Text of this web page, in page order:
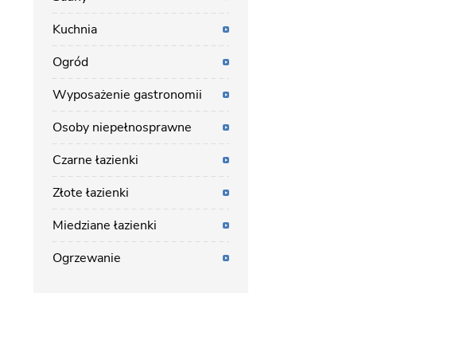
Kuchnia
Ogród
Wyposażenie gastronomii
Osoby niepełnosprawne
Czarne łazienki
Złote łazienki
Miedziane łazienki
Ogrzewanie